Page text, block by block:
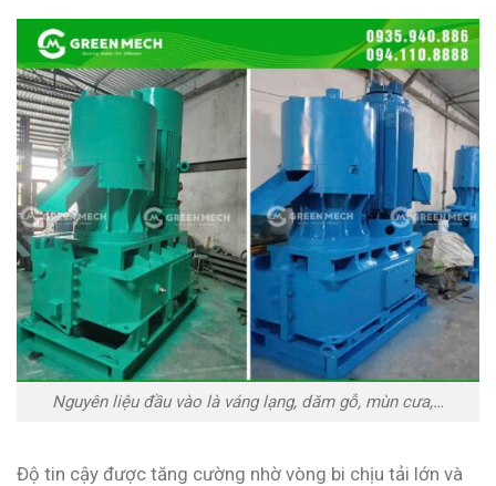
Nguyên liệu đầu vào là váng lạng, dăm gỗ, mùn cưa,…
Độ tin cậy được tăng cường nhờ vòng bi chịu tải lớn và